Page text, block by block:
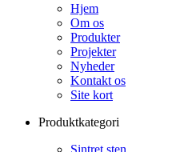
Hjem
Om os
Produkter
Projekter
Nyheder
Kontakt os
Site kort
Produktkategori